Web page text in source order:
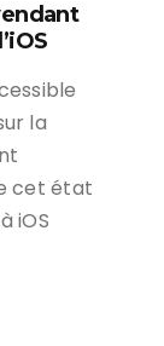
la
cet état
iOS